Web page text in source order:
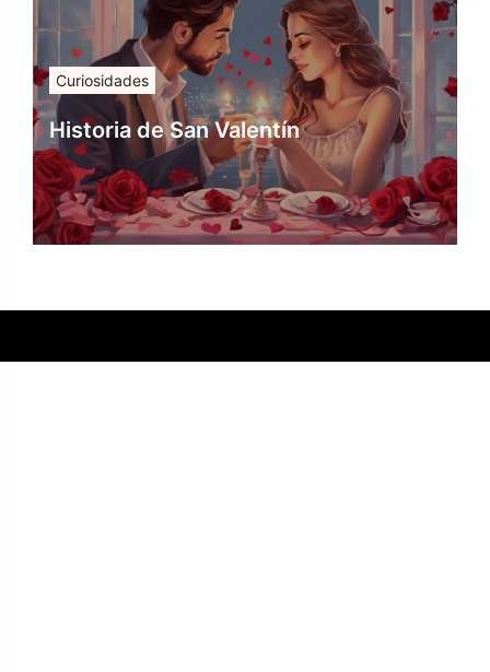
Curiosidades
Historia de San Valentín